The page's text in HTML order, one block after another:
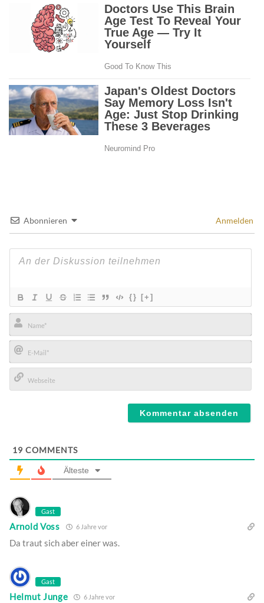
Abonnieren Anmelden
{} [+]
Name*
E-
Mail*
19 COMMENTS
Älteste
Gast
Arnold Voss 6 Jahre vor
Da traut sich aber einer was.
Gast
Helmut Junge 6 Jahre vor